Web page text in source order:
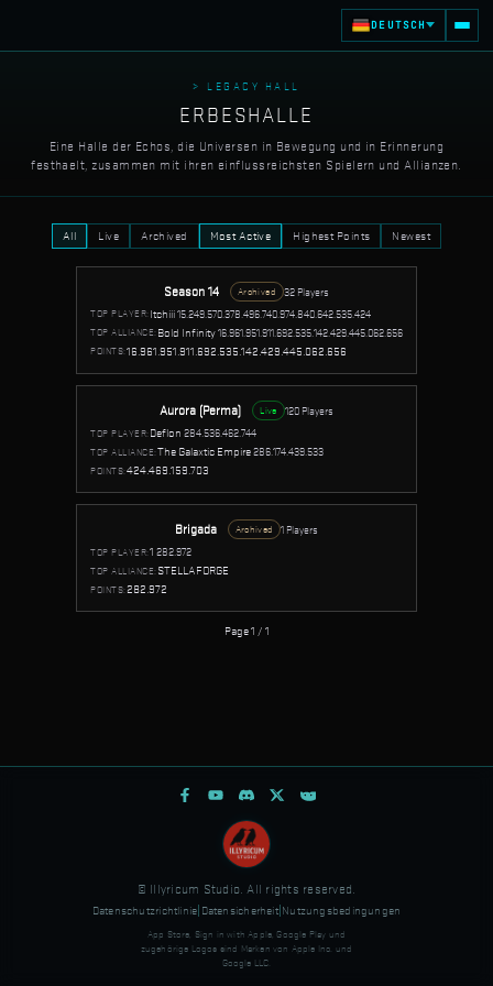
DEUTSCH
> LEGACY HALL
ERBESHALLE
Eine Halle der Echos, die Universen in Bewegung und in Erinnerung
festhaelt, zusammen mit ihren einflussreichsten Spielern und Allianzen.
All Live Archived Most Active Highest Points Newest
Season 14 Archived 32 Players
TOP PLAYER:Itchiii15.249.570.378.496.740.974.840.642.535.424
TOP ALLIANCE:Bold Infinity16.961.951.911.692.535.142.429.445.062.656
POINTS:16.961.951.911.692.535.142.429.445.062.656
Aurora (Perma) Live 120 Players
TOP PLAYER:Deflon 284.536.462.744
TOP ALLIANCE:The Galaxtic Empire286.174.439.533
POINTS:424.469.159.703
Brigada Archived 1 Players
TOP PLAYER:1 282.972
TOP ALLIANCE:STELLAFORGE
POINTS:282.972
Page 1 / 1
© Illyricum Studio. All rights reserved.
Datenschutzrichtlinie Datensicherheit| Nutzungsbedingungen
App Store, Sign in with Apple, Google Play und
zugehörige Logos sind Marken von Apple Inc. und
Google LLC.